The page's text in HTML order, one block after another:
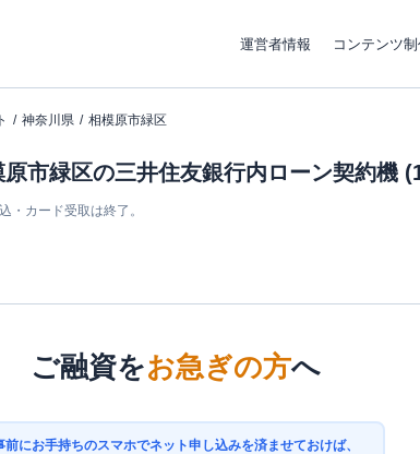
運営者情報 コンテンツ
神奈川県 相模原市緑区
市緑区の三井住友銀行内ローン契約機
・カード受取は終了。
ご融資をお急ぎの方へ
前にお手持ちのスマホでネット申し込みを済ませておけば、